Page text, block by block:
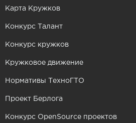
Карта Кружков
Конкурс Талант
Конкурс кружков
Кружковое движение
Нормативы ТехноГТО
Проект Берлога
Конкурс OpenSource проектов